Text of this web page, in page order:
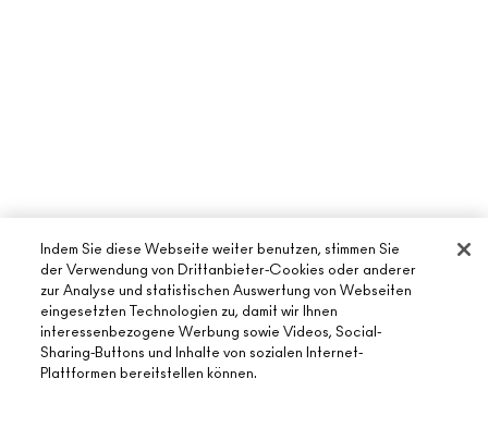
ÜBER MAC
Indem Sie diese Webseite weiter benutzen, stimmen Sie
der Verwendung von Drittanbieter-Cookies oder anderer
zur Analyse und statistischen Auswertung von Webseiten
eingesetzten Technologien zu, damit wir Ihnen
interessenbezogene Werbung sowie Videos, Social-
Sharing-Buttons und Inhalte von sozialen Internet-
Plattformen bereitstellen können.